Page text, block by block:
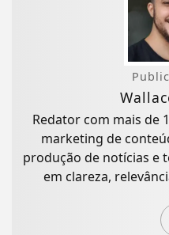
Redator com mais de
marketing de
produção de notícias e
em clareza,